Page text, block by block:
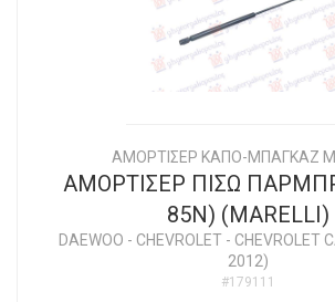
ΑΜΟΡΤΙΣΕΡ ΚΑΠΟ-ΜΠΑΓΚΑΖ
ΑΜΟΡΤΙΣΕΡ ΠΙΣΩ
85N) (MARELLI)
DAEWOO - CHEVROLET- CHEVROLET
2012)
#179111